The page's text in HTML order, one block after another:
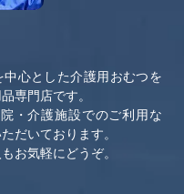
心とした介護用おむつを
専門店です。
・介護施設でのご利用な
だいております。
お気軽にどうぞ。